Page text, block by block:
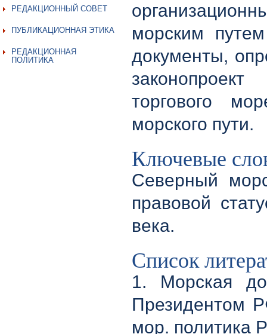
РЕДАКЦИОННЫЙ СОВЕТ
ПУБЛИКАЦИОННАЯ ЭТИКА
РЕДАКЦИОННАЯ
ПОЛИТИКА
морским
документы,
торгового
морского пути.
Ключевые
Северный
правовой
века.
Список
1. Морская
Президентом
мор. политика